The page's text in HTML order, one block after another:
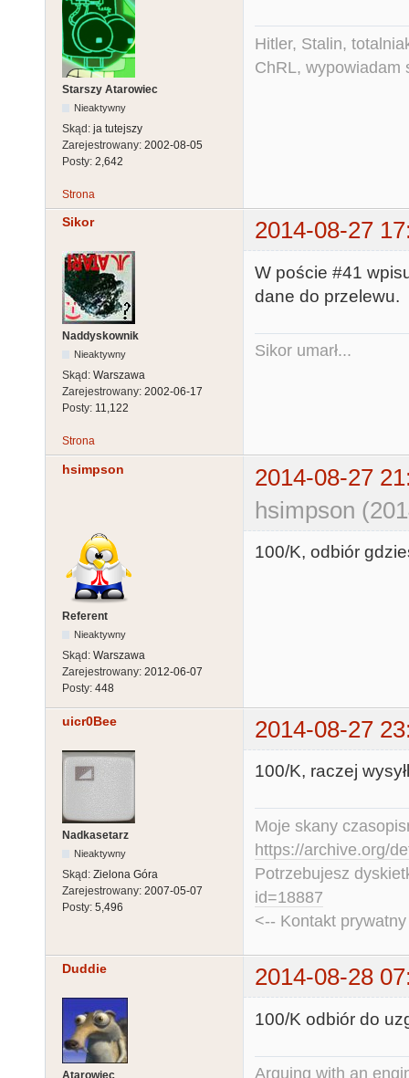
Starszy Atarowiec
Nieaktywny
Skąd: ja tutejszy
Zarejestrowany: 2002-08-05
Posty: 2,642
Hitler, Stalin,
ChRL, wypowiadam
Strona
Sikor 2014-08-27
Naddyskownik
Nieaktywny
Skąd: Warszawa
Zarejestrowany: 2002-06-17
Posty: 11,122
W poście #41
dane do przelewu.
Sikor umarł...
Strona
hsimpson
2014-08-27
hsimpson
Referent
Nieaktywny
Skąd: Warszawa
Zarejestrowany: 2012-06-07
Posty: 448
100/K, odbiór
uicr0Bee 2014-08-27
Nadkasetarz
Nieaktywny
Skąd: Zielona Góra
Zarejestrowany: 2007-05-07
Posty: 5,496
100/K, raczej
Moje skany
https://archive.org/
Potrzebujesz
id=18887
<-- Kontakt
Duddie 2014-08-28
100/K odbiór do
Arguing with an